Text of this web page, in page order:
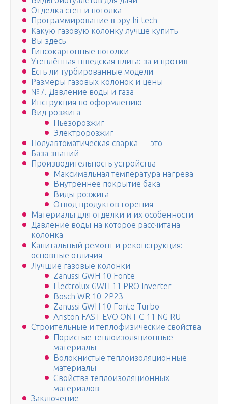
Отделка стен и потолка
Программирование в эру hi-tech
Какую газовую колонку лучше купить
Вы здесь
Гипсокартонные потолки
Утеплённая шведская плита: за и против
Есть ли турбированные модели
Размеры газовых колонок и цены
№7. Давление воды и газа
Инструкция по оформлению
Вид розжига
Пьезорозжиг
Электророзжиг
Полуавтоматическая сварка — это
База знаний
Производительность устройства
Максимальная температура нагрева
Внутреннее покрытие бака
Виды розжига
Отвод продуктов горения
Материалы для отделки и их особенности
Давление воды на которое рассчитана
колонка
Капитальный ремонт и реконструкция:
основные отличия
Лучшие газовые колонки
Zanussi GWH 10 Fonte
Electrolux GWH 11 PRO Inverter
Bosch WR 10-2P23
Zanussi GWH 10 Fonte Turbo
Ariston FAST EVO ONT C 11 NG RU
Строительные и теплофизические свойства
Пористые теплоизоляционные
материалы
Волокнистые теплоизоляционные
материалы
Свойства теплоизоляционных
материалов
Заключение